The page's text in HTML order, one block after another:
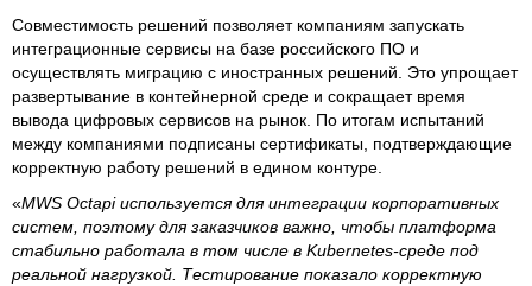
Совместимость решений позволяет компаниям запускать
интеграционные сервисы на базе российского ПО и
осуществлять миграцию с иностранных решений. Это упрощает
развертывание в контейнерной среде и сокращает время
вывода цифровых сервисов на рынок. По итогам испытаний
между компаниями подписаны сертификаты, подтверждающие
корректную работу решений в едином контуре.
«MWS Octapi используется для интеграции корпоративных
систем, поэтому для заказчиков важно, чтобы платформа
стабильно работала в том числе в Kubernetes-среде под
реальной нагрузкой. Тестирование показало корректную